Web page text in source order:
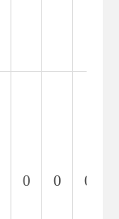
0 0 0